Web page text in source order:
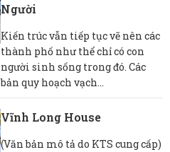
Người
Kiến trúc vẫn tiếp tục vẽ nên các
thành phố như thể chỉ có con
người sinh sống trong đó. Các
bản quy hoạch vạch...
Vĩnh Long House
(Văn bản mô tả do KTS cung cấp)